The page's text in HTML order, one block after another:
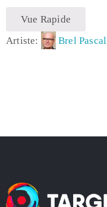
Vue Rapide
Artiste:
Brel Pascal